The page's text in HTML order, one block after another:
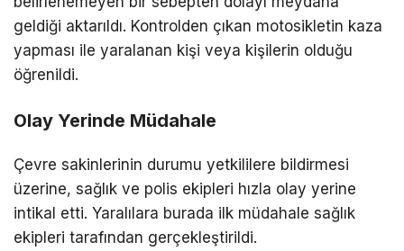
geldiği aktarıldı. Kontrolden çıkan motosikletin kaza
yapması ile yaralanan kişi veya kişilerin olduğu
öğrenildi.
Olay Yerinde Müdahale
Çevre sakinlerinin durumu yetkililere bildirmesi
üzerine, sağlık ve polis ekipleri hızla olay yerine
intikal etti. Yaralılara burada ilk müdahale sağlık
ekipleri tarafından gerçekleştirildi.